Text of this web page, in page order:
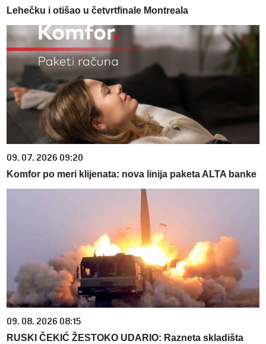
Lehečku i otišao u četvrtfinale Montreala
09. 07. 2026 09:20
Komfor po meri klijenata: nova linija paketa ALTA banke
09. 08. 2026 08:15
RUSKI ČEKIĆ ŽESTOKO UDARIO: Razneta skladišta